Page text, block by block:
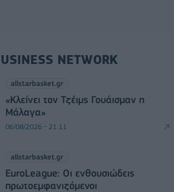
NETWORK
allstarbasket.gr
«Κλείνει τον Τζέιμς Γουάισμαν η
Μάλαγα»
06/08/2026 - 21:11
allstarbasket.gr
EuroLeague: Οι ενθουσιώδεις
πρωτοεμφανιζόμενοι